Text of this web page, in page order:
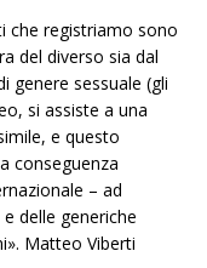
che registriamo sono
del diverso sia dal
genere sessuale (gli
si assiste a una
e questo
conseguenza
– ad
delle generiche
Matteo Viberti